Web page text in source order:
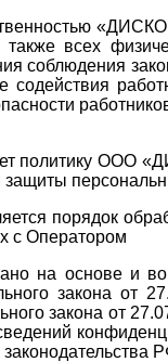
также всех
соблюдения
содействия
политику ООО
защиты
порядок
с Оператором
на основе и во
закона
закона от